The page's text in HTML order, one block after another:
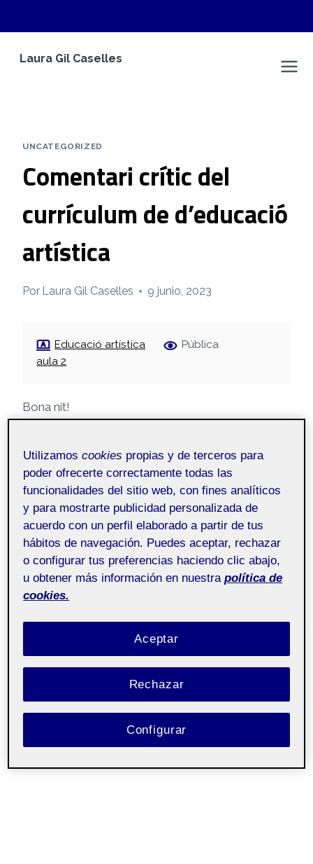
Laura Gil Caselles
UNCATEGORIZED
Comentari crític del
currículum de d’educació
artística
Por Laura Gil Caselles 9 junio, 2023
Educació artística
aula 2
Pública
Bona nit!
Us deixo la meva aportació en la qual he realitzat
una reflexió sobre el currículum d’educació
artística.
Salutacions!
Utilizamoscookies propias y de terceros para
poder ofrecerte correctamente todas las
funcionalidades del sitio web, con fines analíticos
y para mostrarte publicidad personalizada de
acuerdo con un perfil elaborado a partir de tus
hábitos de navegación. Puedes aceptar, rechazar
o configurar tus preferencias haciendo clic abajo,
u obtener más información en nuestra política de
cookies.
Rechazar
Aceptar
Configurar